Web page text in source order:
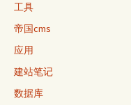
工具
帝国cms
应用
建站笔记
数据库